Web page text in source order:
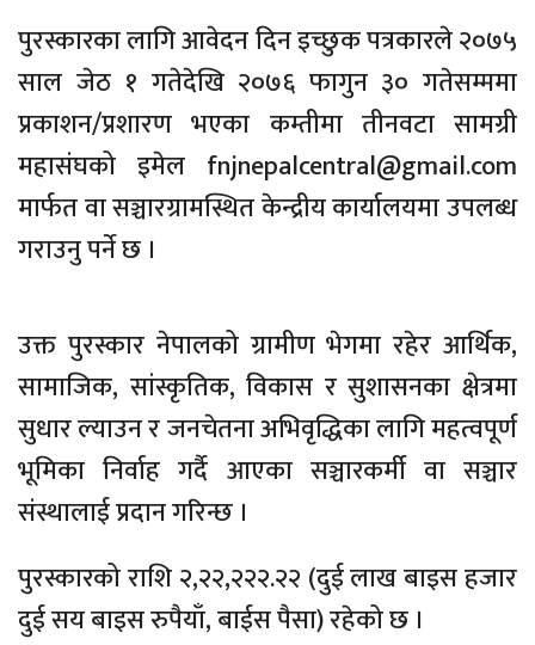
पुरस्कारका लागि आवेदन दिन इच्छुक पत्रकारले २०७५
साल जेठ १ गतेदेखि २०७६ फागुन ३० गतेसम्ममा
प्रकाशन/प्रशारण भएका कम्तीमा तीनवटा सामग्री
महासंघको इमेल fnjnepalcentral@gmail.com
मार्फत वा सञ्चारग्रामस्थित केन्द्रीय कार्यालयमा उपलब्ध
गराउनु पर्ने छ ।
उक्त पुरस्कार नेपालको ग्रामीण भेगमा रहेर आर्थिक,
सामाजिक, सांस्कृतिक, विकास र सुशासनका क्षेत्रमा
सुधार ल्याउन र जनचेतना अभिवृद्धिका लागि महत्वपूर्ण
भूमिका निर्वाह गर्दै आएका सञ्चारकर्मी वा सञ्चार
संस्थालाई प्रदान गरिन्छ ।
पुरस्कारको राशि २,२२,२२२.२२ (दुई लाख बाइस हजार
दुई सय बाइस रुपैयाँ, बाईस पैसा) रहेको छ ।